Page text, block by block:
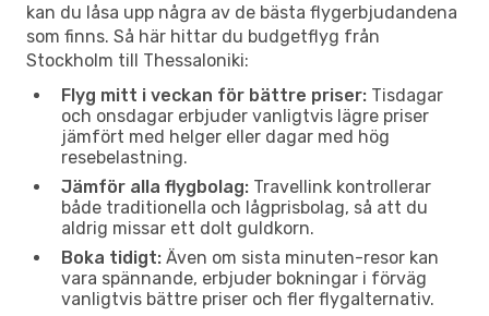
kan du låsa upp några av de bästa flygerbjudandena
som finns. Så här hittar du budgetflyg från
Stockholm till Thessaloniki:
Flyg mitt i veckan för bättre priser: Tisdagar
och onsdagar erbjuder vanligtvis lägre priser
jämfört med helger eller dagar med hög
resebelastning.
Jämför alla flygbolag: Travellink kontrollerar
både traditionella och lågprisbolag, så att du
aldrig missar ett dolt guldkorn.
Boka tidigt: Även om sista minuten-resor kan
vara spännande, erbjuder bokningar i förväg
vanligtvis bättre priser och fler flygalternativ.